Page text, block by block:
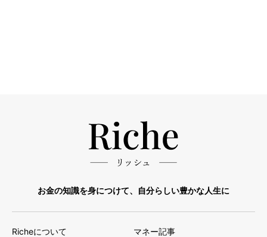
お金の知識を身につけて、自分らしい豊かな人生に
Richeについて マネー記事